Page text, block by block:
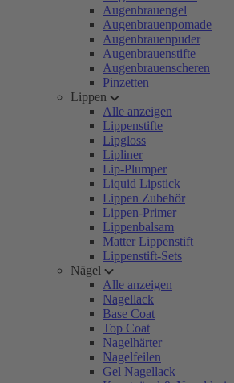
Augenbrauengel
Augenbrauenpomade
Augenbrauenpuder
Augenbrauenstifte
Augenbrauenscheren
Pinzetten
Lippen
Alle anzeigen
Lippenstifte
Lipgloss
Lipliner
Lip-Plumper
Liquid Lipstick
Lippen Zubehör
Lippen-Primer
Lippenbalsam
Matter Lippenstift
Lippenstift-Sets
Nägel
Alle anzeigen
Nagellack
Base Coat
Top Coat
Nagelhärter
Nagelfeilen
Gel Nagellack